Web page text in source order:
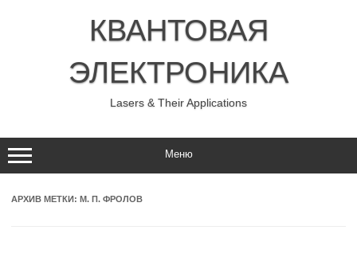
КВАНТОВАЯ
ЭЛЕКТРОНИКА
Lasers & Their Applications
Меню
АРХИВ МЕТКИ: М. П. ФРОЛОВ